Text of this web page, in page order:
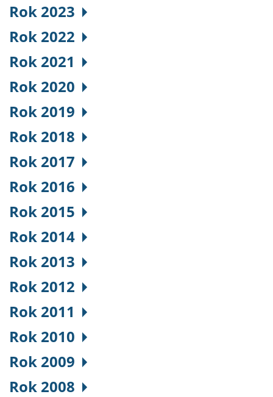
Rok 2023
Rok 2022
Rok 2021
Rok 2020
Rok 2019
Rok 2018
Rok 2017
Rok 2016
Rok 2015
Rok 2014
Rok 2013
Rok 2012
Rok 2011
Rok 2010
Rok 2009
Rok 2008